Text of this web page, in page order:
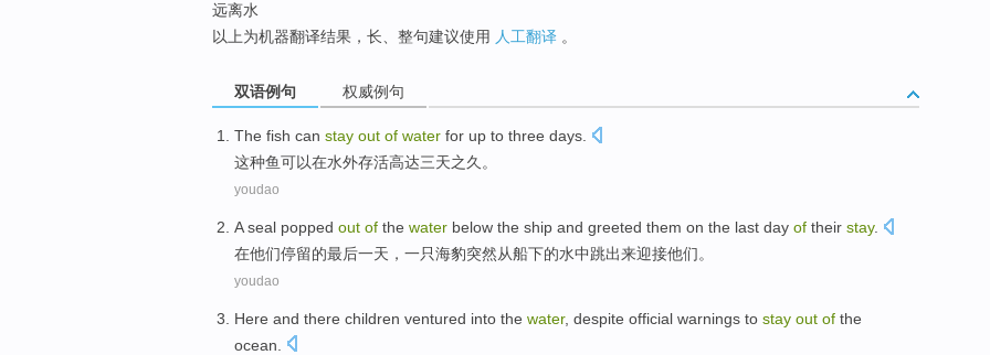
远离水
以上为机器翻译结果，长、整句建议使用 人工翻译 。
双语例句 权威例句
The fish can stay out of water for up to three days
这种鱼可以在水外存活高达三天之久 。
youdao
A seal popped out of the water below the ship and greeted them on the last day of their stay.
在他们停留的最后一天 ， 一只海豹突然从船下的水中跳出来迎接他们。
youdao
Here and there children ventured into the water, despite official warnings to stay out of the
ocean.